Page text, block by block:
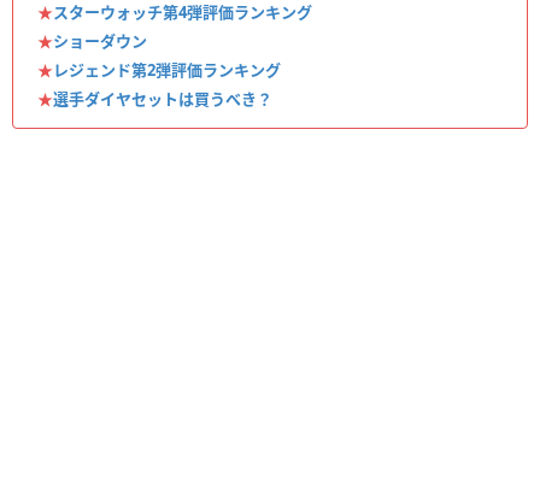
★スターウォッチ第4弾評価ランキング
★ショーダウン
★レジェンド第2弾評価ランキング
★選手ダイヤセットは買うべき？